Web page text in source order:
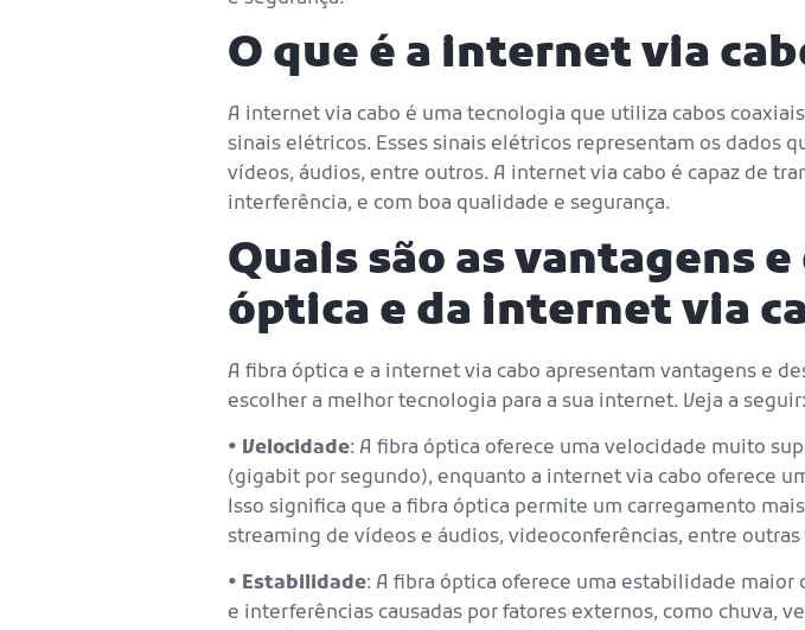
O que é a internet via
A internet via cabo é uma tecnologia que utiliza cabos
sinais elétricos. Esses sinais elétricos representam os dados
vídeos, áudios, entre outros. A internet via cabo é capaz de
interferência, e com boa qualidade e segurança.
Quais são as vantagens
óptica e da internet via
A fibra óptica e a internet via cabo apresentam vantagens e
escolher a melhor tecnologia para a sua internet. Veja a seguir:
• Velocidade: A fibra óptica oferece uma velocidade muito
(gigabit por segundo), enquanto a internet via cabo oferece
Isso significa que a fibra óptica permite um carregamento
streaming de vídeos e áudios, videoconferências, entre
• Estabilidade: A fibra óptica oferece uma estabilidade
e interferências causadas por fatores externos, como chuva,